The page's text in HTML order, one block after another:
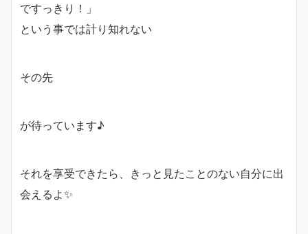
ですっきり！」
という事では計り知れない
その先
が待っています♪
それを享受できたら、きっと見たことのない自分に出
会えるよ✨